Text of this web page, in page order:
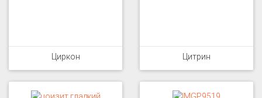
Циркон Цитрин